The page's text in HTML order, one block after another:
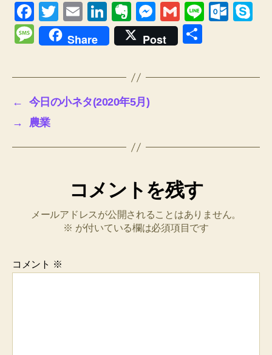
F
a
c
o
o
k
T
wi
tt
E
m
ail
Li
n
k
n
E
v
er
n
ot
e
M
e
ss
G
m
ail
Li
O
m
M
ss
a
g
e
Share Post
←
今日の小ネタ(2020年5月)
→
農業
コメントを残す
メールアドレスが公開されることはありません。
※ が付いている欄は必須項目です
コメント ※